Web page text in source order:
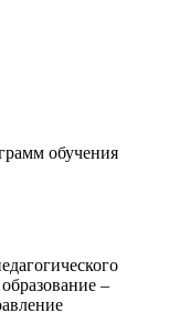
обучения
–